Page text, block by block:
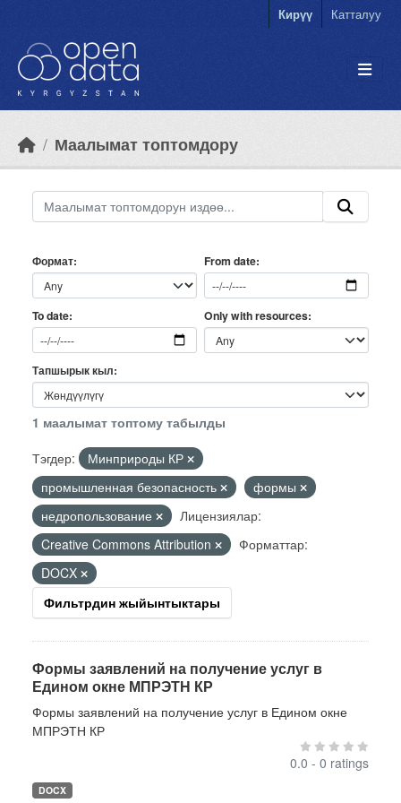
Кирүү Катталуу
Маалымат топтомдору
Формат From date
To date Only with resources
Тапшырык кыл
1 маалымат топтому табылды
Тэгдер:
Минприроды КР
промышленная безопасность
формы
недропользование
Лицензиялар:
Creative Commons Attribution
Форматтар:
DOCX
Фильтрдин жыйынтыктары
Формы заявлений на получение услуг в
Едином окне МПРЭТН КР
Формы заявлений на получение услуг в Едином окне
МПРЭТН КР
0.0 - 0 ratings
DOCX